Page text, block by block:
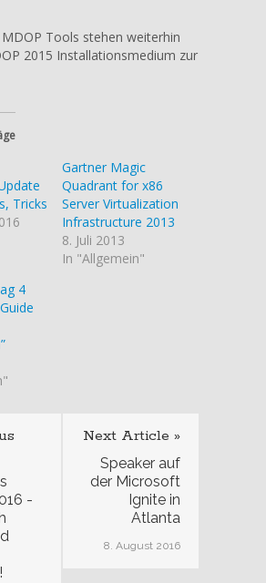
Tools stehen weiterhin
2015 Installationsmedium zur
Tricks
Gartner Magic
Quadrant for x86
Server Virtualization
Infrastructure 2013
8. Juli 2013
In "Allgemein"
4
-
Next Article »
Speaker auf
der Microsoft
Ignite in
Atlanta
8. August 2016